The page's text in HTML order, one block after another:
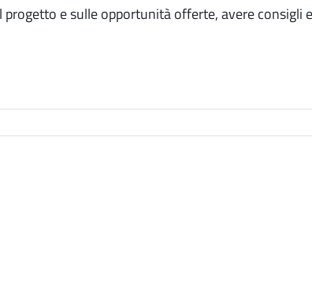
e sulle opportunità offerte, avere consigli